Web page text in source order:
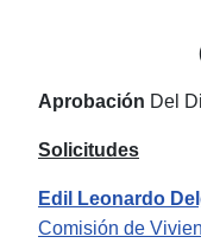
Aprobación Del
Solicitudes
Edil Leonardo
Comisión de